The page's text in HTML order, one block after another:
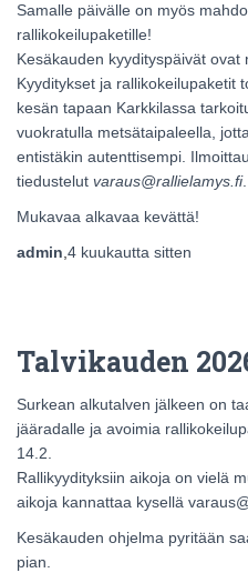
Samalle päivälle on myös
rallikokeilupaketille!
Kesäkauden kyydityspäivät ovat
Kyyditykset ja rallikokeilupaketit
kesän tapaan Karkkilassa
vuokratulla metsätaipaleella,
entistäkin autenttisempi.
tiedustelut varaus@rallielamys.fi.
Mukavaa alkavaa kevättä!
admin 4 kuukautta sitten
Talvikauden
Surkean alkutalven jälkeen on
jääradalle ja avoimia
14.2.
Rallikyydityksiin aikoja on vielä
aikoja kannattaa kysellä
Kesäkauden ohjelma pyritään
pian.